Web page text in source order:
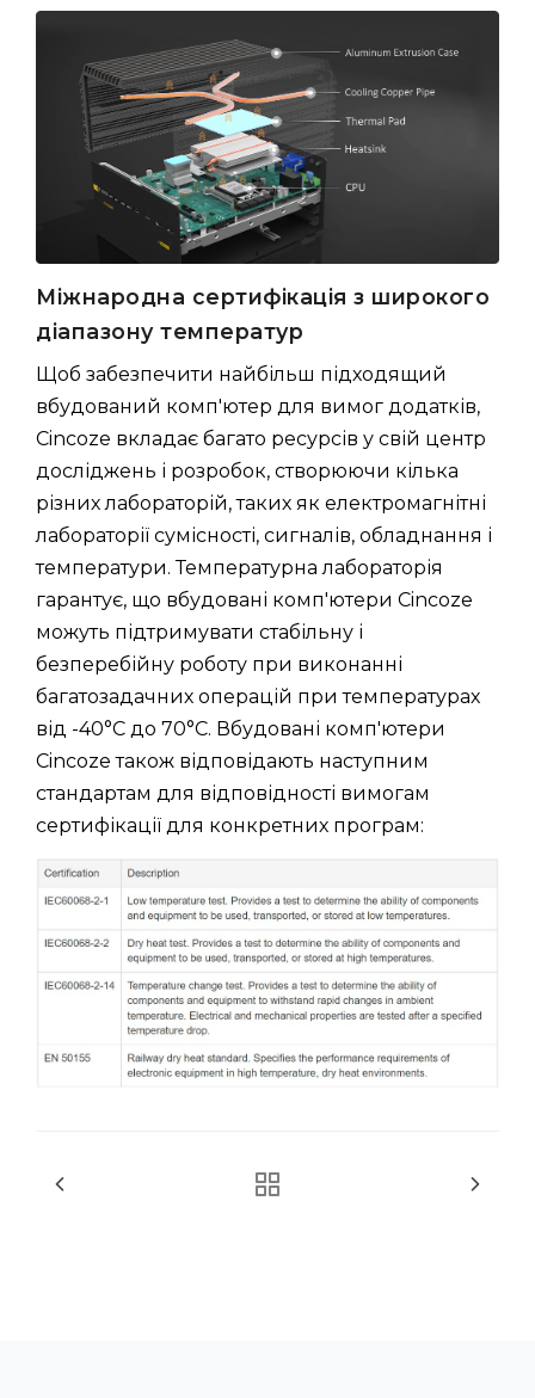
Міжнародна сертифікація з широкого
діапазону температур
Щоб забезпечити найбільш підходящий
вбудований комп'ютер для вимог додатків,
Cincoze вкладає багато ресурсів у свій центр
досліджень і розробок, створюючи кілька
різних лабораторій, таких як електромагнітні
лабораторії сумісності, сигналів, обладнання і
температури. Температурна лабораторія
гарантує, що вбудовані комп'ютери Cincoze
можуть підтримувати стабільну і
безперебійну роботу при виконанні
багатозадачних операцій при температурах
від -40°C до 70°C. Вбудовані комп'ютери
Cincoze також відповідають наступним
стандартам для відповідності вимогам
сертифікації для конкретних програм: